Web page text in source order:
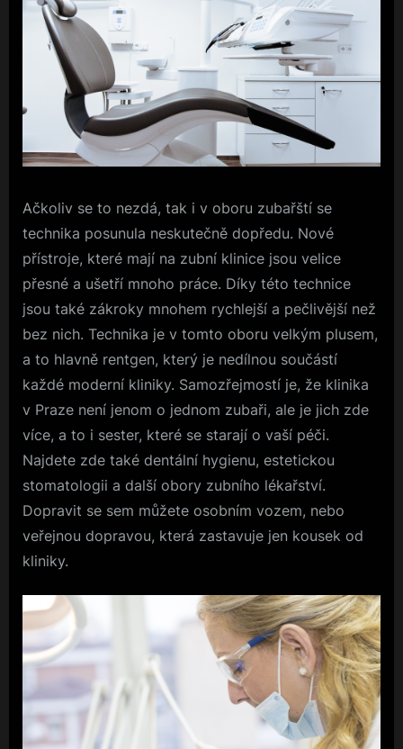
Ačkoliv se to nezdá, tak i v oboru zubařští se
technika posunula neskutečně dopředu. Nové
přístroje, které mají na zubní klinice jsou velice
přesné a ušetří mnoho práce. Díky této technice
jsou také zákroky mnohem rychlejší a pečlivější než
bez nich. Technika je v tomto oboru velkým plusem,
a to hlavně rentgen, který je nedílnou součástí
každé moderní kliniky. Samozřejmostí je, že klinika
v Praze není jenom o jednom zubaři, ale je jich zde
více, a to i sester, které se starají o vaší péči.
Najdete zde také dentální hygienu, estetickou
stomatologii a další obory zubního lékařství.
Dopravit se sem můžete osobním vozem, nebo
veřejnou dopravou, která zastavuje jen kousek od
kliniky.